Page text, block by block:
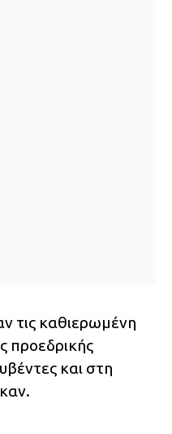
τις καθιερωμένη
προεδρικής
και στη